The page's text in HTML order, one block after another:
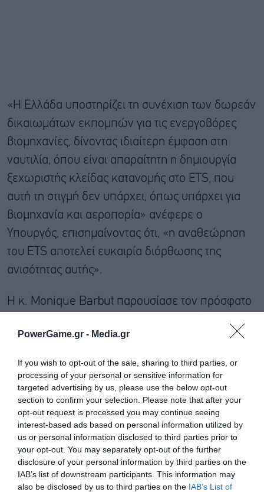
PowerGame.gr - Media.gr
If you wish to opt-out of the sale, sharing to third parties, or
processing of your personal or sensitive information for
targeted advertising by us, please use the below opt-out
section to confirm your selection. Please note that after your
opt-out request is processed you may continue seeing
interest-based ads based on personal information utilized by
us or personal information disclosed to third parties prior to
your opt-out. You may separately opt-out of the further
disclosure of your personal information by third parties on the
IAB’s list of downstream participants. This information may
also be disclosed by us to third parties on the IAB’s List of
«Η Ελλάδα υποστηρίζει τη συνέχιση των δωρεάν
δικαιωμάτων εκπομπών για τις ενεργοβόρες
βιομηχανίες, δίνοντας ιδιαίτερη έμφαση στη
ναυτιλία, όπου είναι απαραίτητη η δημιουργία
ξεχωριστής κλείδας κατανομής στο ETS, που
αυτή τη στιγμή δεν υπάρχει, όπως υπάρχει για
βιομηχανία και αεροπορία» ανέφερε ο
Υπουργός, επισημαίνοντας ότι, «η αναθεώρηση
του ETS αποτελεί ευκαιρία διόρθωσης της
ανισότητας αυτής».
Η κ. Monique Barbut παρουσίασε τον πρόσφατο
Εθνοσυνέλευση, καθώς και καινοτόμα
εφαρμογή στη Γαλλία. Ακόμα, ενημέρωσε τον
Έλληνα ομόλογό της για τις συμφωνίες που
υπεγράφησαν στο πλαίσιο της G7 στο Παρίσι, και
ειδικότερα αυτές που αφορούν στην παράνομη
αλιεία και την προστασία του θαλάσσιου
περιβάλλοντος, συμφωνίες που ο κ.
Παπασταύρου χαρακτήρισε ως αυξημένου